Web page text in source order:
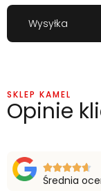
Wysyłka
SKLEP KAMEL
Opinie
Średnia